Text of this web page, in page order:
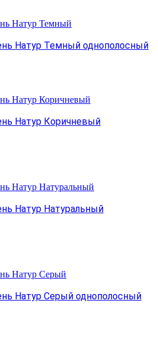
Натур Темный однополосный
Натур Коричневый
Натур Натуральный
Натур Серый однополосный